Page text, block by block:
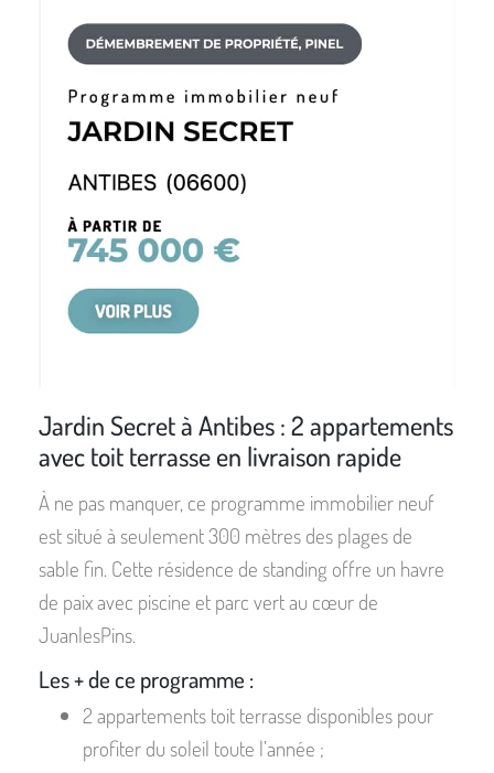
Jardin Secret à Antibes : 2 appartements
avec toit terrasse en livraison rapide
À ne pas manquer, ce programme immobilier neuf
est situé à seulement 300 mètres des plages de
sable fin. Cette résidence de standing offre un havre
de paix avec piscine et parc vert au cœur de
JuanlesPins.
Les + de ce programme :
2 appartements toit terrasse disponibles pour
profiter du soleil toute l’année ;